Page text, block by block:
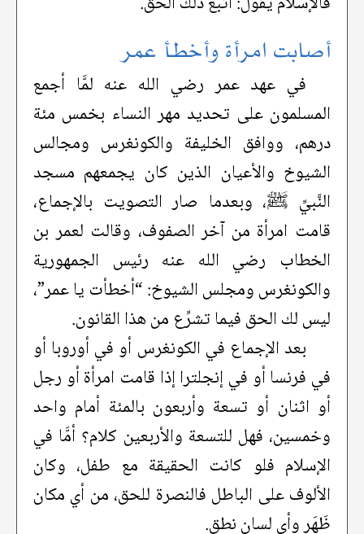
أصابت امرأة وأخطأ عمر
في عهد عمر رضي الله عنه لمَّا أجمع
المسلمون على تحديد مهر النساء بخمس مئة
درهم، ووافق الخليفة والكونغرس ومجالس
الشيوخ والأعيان الذين كان يجمعهم مسجد
النَّبيِّ ﷺ، وبعدما صار التصويت بالإجماع،
قامت امرأة من آخر الصفوف، وقالت لعمر بن
الخطاب رضي الله عنه رئيس الجمهورية
والكونغرس ومجلس الشيوخ: “أخطأت يا عمر”،
ليس لك الحق فيما تشرِّع من هذا القانون.
بعد الإجماع في الكونغرس أو في أوروبا أو
في فرنسا أو في إنجلترا إذا قامت امرأة أو رجل
أو اثنان أو تسعة وأربعون بالمئة أمام واحد
وخمسين، فهل للتسعة والأربعين كلام؟ أمَّا في
الإسلام فلو كانت الحقيقة مع طفل، وكان
الألوف على الباطل فالنصرة للحق، من أي مكان
ظَهَر وأي لسان نطق.